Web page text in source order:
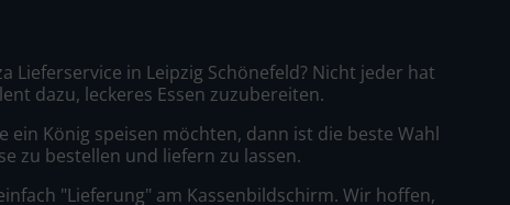
Lieferservice in Leipzig Schönefeld? Nicht jeder hat
dazu, leckeres Essen zuzubereiten.
ein König speisen möchten, dann ist die beste Wahl
zu bestellen und liefern zu lassen.
"Lieferung" am Kassenbildschirm. Wir hoffen,